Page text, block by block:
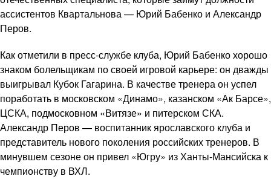
ассистентов Квартальнова — Юрий Бабенко и Александр
Перов.
Как отметили в пресс-службе клуба, Юрий Бабенко хорошо
знаком болельщикам по своей игровой карьере: он дважды
выигрывал Кубок Гагарина. В качестве тренера он успел
поработать в московском «Динамо», казанском «Ак Барсе»,
ЦСКА, подмосковном «Витязе» и питерском СКА.
Александр Перов — воспитанник ярославского клуба и
представитель нового поколения российских тренеров. В
минувшем сезоне он привел «Югру» из Ханты-Мансийска к
чемпионству в ВХЛ.